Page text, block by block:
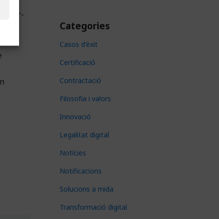
fer-
Categories
Casos d'èxit
Certificació
Contractació
Filosofia i valors
Innovació
Legalitat digital
Notícies
Notificacions
Solucions a mida
Transformació digital